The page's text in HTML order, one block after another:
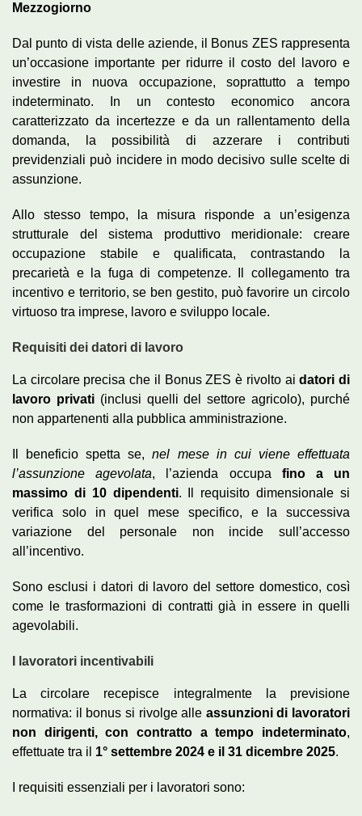
Mezzogiorno
Dal punto di vista delle aziende, il Bonus ZES rappresenta
un’occasione importante per ridurre il costo del lavoro e
investire in nuova occupazione, soprattutto a tempo
indeterminato. In un contesto economico ancora
caratterizzato da incertezze e da un rallentamento della
domanda, la possibilità di azzerare i contributi
previdenziali può incidere in modo decisivo sulle scelte di
assunzione.
Allo stesso tempo, la misura risponde a un’esigenza
strutturale del sistema produttivo meridionale: creare
occupazione stabile e qualificata, contrastando la
precarietà e la fuga di competenze. Il collegamento tra
incentivo e territorio, se ben gestito, può favorire un circolo
virtuoso tra imprese, lavoro e sviluppo locale.
Requisiti dei datori di lavoro
La circolare precisa che il Bonus ZES è rivolto aidatori di
lavoro privati(inclusi quelli del settore agricolo), purché
non appartenenti alla pubblica amministrazione.
Il beneficio spetta se,nel mese in cui viene effettuata
l’assunzione agevolata, l’azienda occupa fino a un
massimo di 10 dipendenti. Il requisito dimensionale si
verifica solo in quel mese specifico, e la successiva
variazione del personale non incide sull’accesso
all’incentivo.
Sono esclusi i datori di lavoro del settore domestico, così
come le trasformazioni di contratti già in essere in quelli
agevolabili.
I lavoratori incentivabili
La circolare recepisce integralmente la previsione
normativa: il bonus si rivolge alle assunzioni di lavoratori
non dirigenti, con contratto a tempo indeterminato,
effettuate tra il 1° settembre 2024 e il 31 dicembre 2025.
I requisiti essenziali per i lavoratori sono: